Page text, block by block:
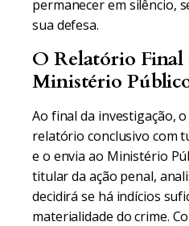
permanecer em silêncio,
sua defesa.
O Relatório Final
Ministério
Ao final da investigação,
relatório conclusivo com
e o envia ao Ministério
titular da ação penal,
decidirá se há indícios
materialidade do crime.